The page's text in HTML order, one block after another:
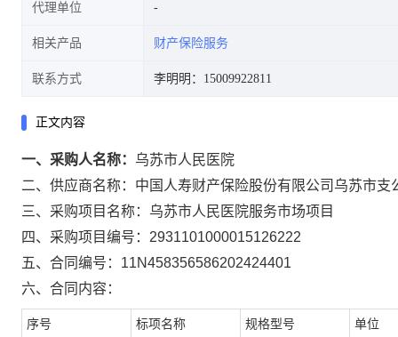
代理单位
相关产品 财产保险服务
联系方式 李明明：15009922811
正文内容
一、采购人名称： 乌苏市人民医院
二、供应商名称： 中国人寿财产保险股份有限公司乌苏市支
三、采购项目名称： 乌苏市人民医院服务市场项目
四、采购项目编号： 2931101000015126222
五、合同编号： 11N458356586202424401
六、合同内容：
序号 标项名称 规格型号 单位